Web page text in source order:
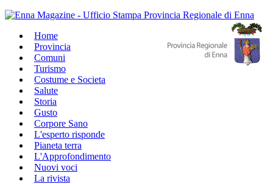
Home
Provincia
Comuni
Turismo
Costume e Societa
Salute
Storia
Gusto
Corpore Sano
L'esperto risponde
Pianeta terra
L'Approfondimento
Nuovi voci
La rivista